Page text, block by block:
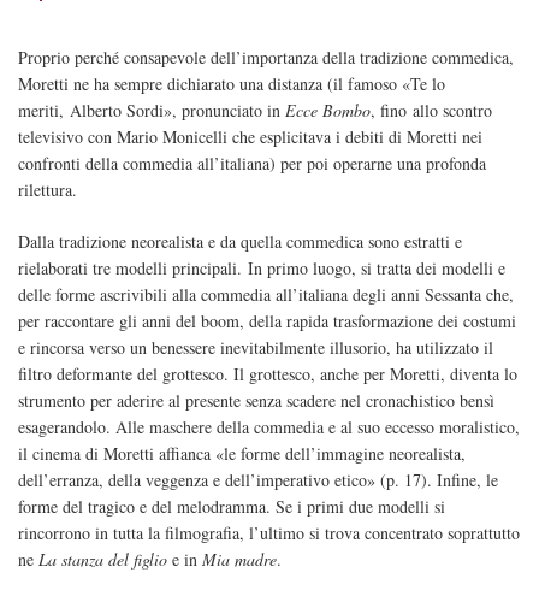
Proprio perché consapevole dell’importanza della tradizione commedica,
Moretti ne ha sempre dichiarato una distanza (il famoso «Te lo
meriti, Alberto Sordi», pronunciato in Ecce Bombo, fino allo scontro
televisivo con Mario Monicelli che esplicitava i debiti di Moretti nei
confronti della commedia all’italiana) per poi operarne una profonda
rilettura.
Dalla tradizione neorealista e da quella commedica sono estratti e
rielaborati tre modelli principali. In primo luogo, si tratta dei modelli e
delle forme ascrivibili alla commedia all’italiana degli anni Sessanta che,
per raccontare gli anni del boom, della rapida trasformazione dei costumi
e rincorsa verso un benessere inevitabilmente illusorio, ha utilizzato il
filtro deformante del grottesco. Il grottesco, anche per Moretti, diventa lo
strumento per aderire al presente senza scadere nel cronachistico bensì
esagerandolo. Alle maschere della commedia e al suo eccesso moralistico,
il cinema di Moretti affianca «le forme dell’immagine neorealista,
dell’erranza, della veggenza e dell’imperativo etico» (p. 17). Infine, le
forme del tragico e del melodramma. Se i primi due modelli si
rincorrono in tutta la filmografia, l’ultimo si trova concentrato soprattutto
ne La stanza del figlio e in Mia madre.